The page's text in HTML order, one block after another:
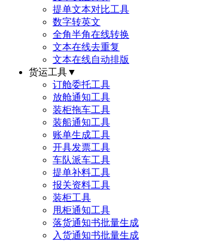
提单文本对比工具
数字转英文
全角半角在线转换
文本在线去重复
文本在线自动排版
货运工具▼
订舱委托工具
放舱通知工具
装柜拖车工具
装船通知工具
账单生成工具
开具发票工具
车队派车工具
提单补料工具
报关资料工具
装柜工具
甩柜通知工具
落货通知书批量生成
入货通知书批量生成